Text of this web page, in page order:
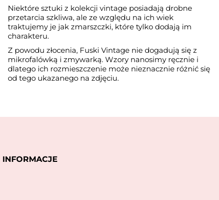
Niektóre sztuki z kolekcji vintage posiadają drobne
przetarcia szkliwa, ale ze względu na ich wiek
traktujemy je jak zmarszczki, które tylko dodają im
charakteru.
Z powodu złocenia, Fuski Vintage nie dogadują się z
mikrofalówką i zmywarką. Wzory nanosimy ręcznie i
dlatego ich rozmieszczenie może nieznacznie różnić się
od tego ukazanego na zdjęciu.
INFORMACJE